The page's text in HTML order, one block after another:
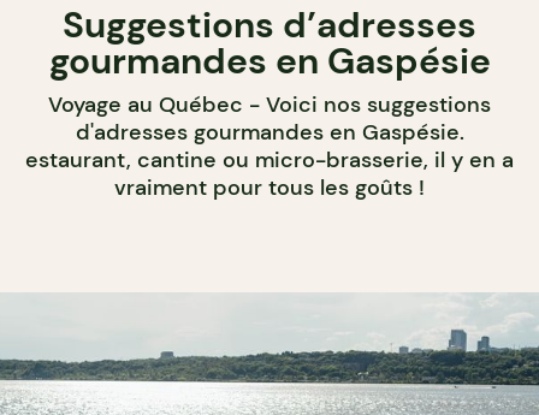
Suggestions d’adresses
gourmandes en Gaspésie
Voyage au Québec - Voici nos suggestions
d'adresses gourmandes en Gaspésie.
estaurant, cantine ou micro-brasserie, il y en a
vraiment pour tous les goûts !